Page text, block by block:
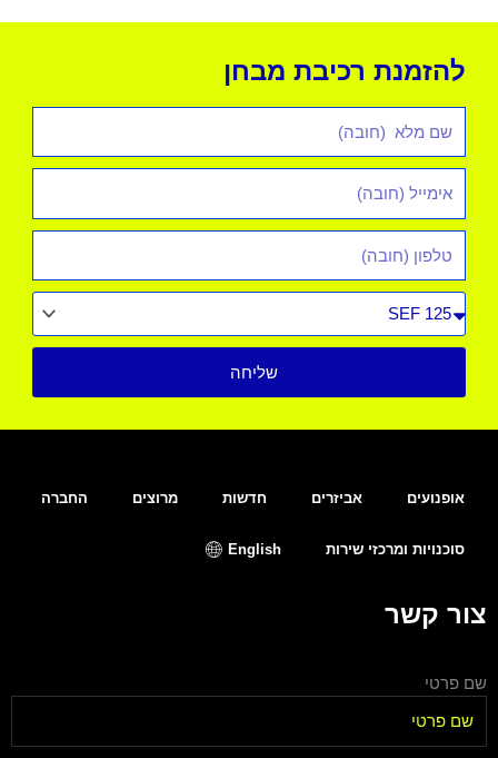
להזמנת רכיבת מבחן
מלא
רכב
שליחה
אופנועים אביזרים חדשות מרוצים החברה
סוכנויות ומרכזי שירות English
צור קשר
שם פרטי